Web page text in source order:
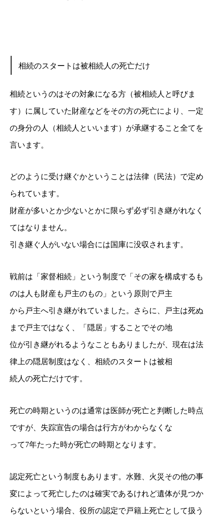
相続のスタートは被相続人の死亡だけ
相続というのはその対象になる方（被相続人と呼びま
す）に属していた財産などをその方の死亡によ り、一定
の身分の人（相続人といいます）が承継すること全てを
言います。
どのように受け継ぐかということは法律（民法）で定め
られています。
財産が多いとか少ないとかに限らず必ず引き継がれなく
てはなりません。
引き継ぐ人がいない場合には国庫に没収されます。
戦前は「家督相続」という制度で「その家を構成するも
のは人も財産も戸主のもの」という原則で戸主
から戸主へ引き継がれていました。さらに、戸主は死ぬ
まで戸主ではなく、「隠居」することでその地
位が引き継がれるようなこともありましたが、現在は法
律上の隠居制度はなく、相続のスタートは被相
続人の死亡だけです。
死亡の時期というのは通常は医師が死亡と判断した時点
ですが、失踪宣告の場合は行方がわからなくな
って7年たった時が死亡の時期となります。
認定死亡という制度もあります。水難、火災その他の事
変によって死亡したのは確実であるけれど遺体が見つか
らないという場合、役所の認定で戸籍上死亡として扱う